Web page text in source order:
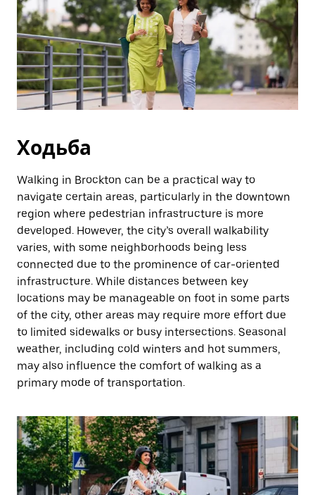
Ходьба
Walking in Brockton can be a practical way to
navigate certain areas, particularly in the downtown
region where pedestrian infrastructure is more
developed. However, the city’s overall walkability
varies, with some neighborhoods being less
connected due to the prominence of car-oriented
infrastructure. While distances between key
locations may be manageable on foot in some parts
of the city, other areas may require more effort due
to limited sidewalks or busy intersections. Seasonal
weather, including cold winters and hot summers,
may also influence the comfort of walking as a
primary mode of transportation.